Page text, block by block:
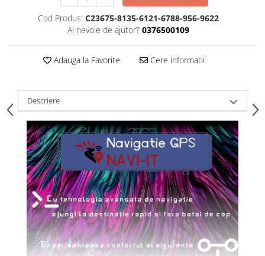
Cod Produs: C23675-8135-6121-6788-956-9622
Ai nevoie de ajutor? 0376500109
Adauga la Favorite Cere informatii
Descriere